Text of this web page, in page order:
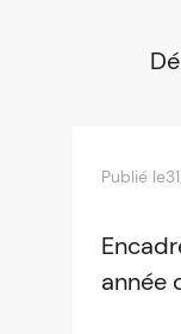
Publié le
année